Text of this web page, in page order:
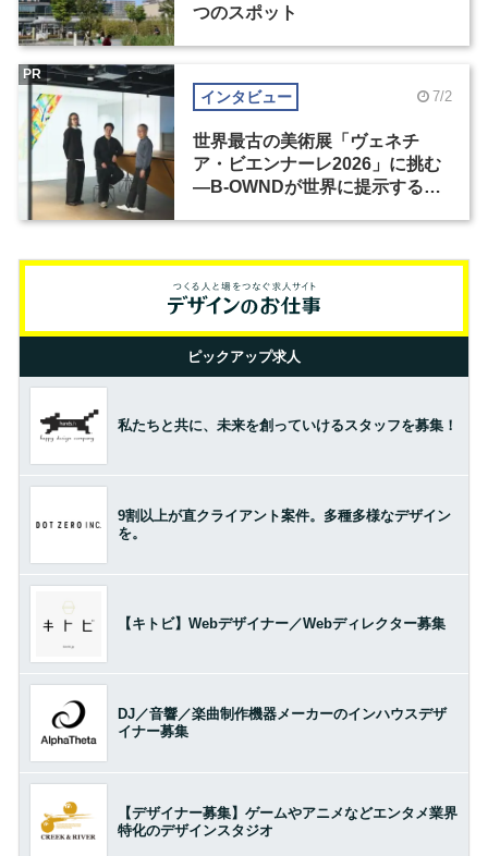
つのスポット
インタビュー 7/2
世界最古の美術展「ヴェネチ
ア・ビエンナーレ2026」に挑む
―B-OWNDが世界に提示する美
PR
ピックアップ求人
私たちと共に、未来を創っていけるスタッフを募集！
9割以上が直クライアント案件。多種多様なデザイン
を。
【キトビ】Webデザイナー／Webディレクター募集
DJ／音響／楽曲制作機器メーカーのインハウスデザ
イナー募集
【デザイナー募集】ゲームやアニメなどエンタメ業界
特化のデザインスタジオ